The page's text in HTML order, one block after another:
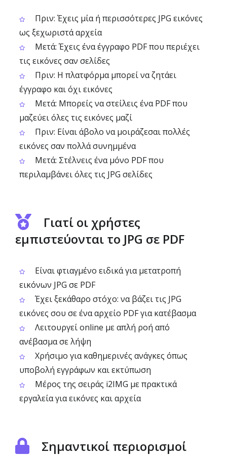
Πριν: Έχεις μία ή περισσότερες JPG εικόνες
ως ξεχωριστά αρχεία
Μετά: Έχεις ένα έγγραφο PDF που περιέχει
τις εικόνες σαν σελίδες
Πριν: Η πλατφόρμα μπορεί να ζητάει
έγγραφο και όχι εικόνες
Μετά: Μπορείς να στείλεις ένα PDF που
μαζεύει όλες τις εικόνες μαζί
Πριν: Είναι άβολο να μοιράζεσαι πολλές
εικόνες σαν πολλά συνημμένα
Μετά: Στέλνεις ένα μόνο PDF που
περιλαμβάνει όλες τις JPG σελίδες
Γιατί οι χρήστες
εμπιστεύονται το JPG σε PDF
Είναι φτιαγμένο ειδικά για μετατροπή
εικόνων JPG σε PDF
Έχει ξεκάθαρο στόχο: να βάζει τις JPG
εικόνες σου σε ένα αρχείο PDF για κατέβασμα
Λειτουργεί online με απλή ροή από
ανέβασμα σε λήψη
Χρήσιμο για καθημερινές ανάγκες όπως
υποβολή εγγράφων και εκτύπωση
Μέρος της σειράς i2IMG με πρακτικά
εργαλεία για εικόνες και αρχεία
Σημαντικοί περιορισμοί